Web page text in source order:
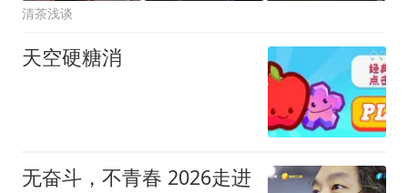
清茶浅谈
天空硬糖消
无奋斗，不青春 2026走进